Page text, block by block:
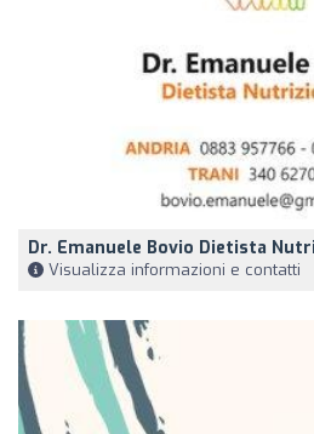
Dr. Emanuele Bovio Dietista
Visualizza informazioni e contatti